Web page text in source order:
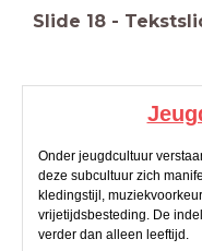
Slide 18 -
Onder jeugdcultuur
deze subcultuur zich
kledingstijl,
vrijetijdsbesteding. De
verder dan alleen leeftijd.